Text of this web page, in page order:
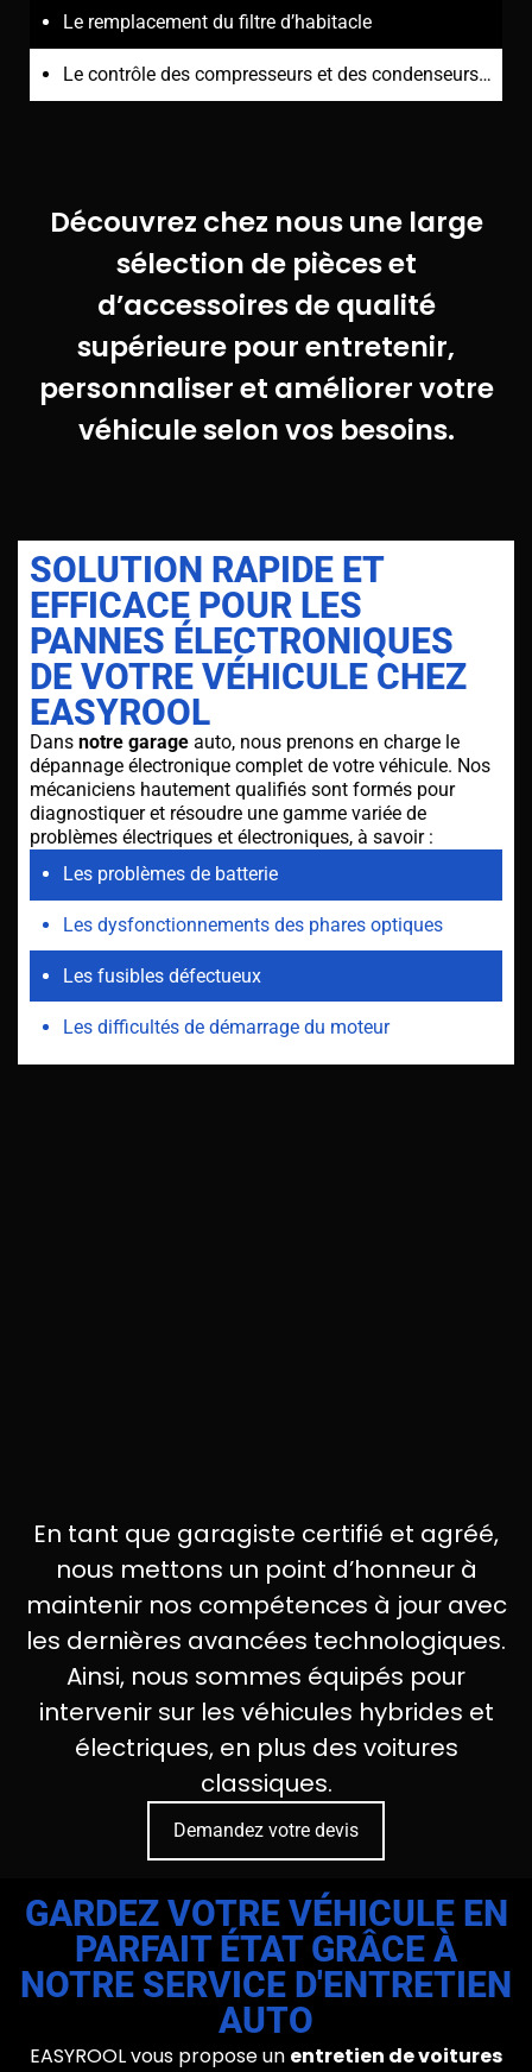
Le remplacement du filtre d’habitacle
Le contrôle des compresseurs et des condenseurs…
Découvrez chez nous une large
sélection de pièces et
d’accessoires de qualité
supérieure pour entretenir,
personnaliser et améliorer votre
véhicule selon vos besoins.
SOLUTION RAPIDE ET
EFFICACE POUR LES
PANNES ÉLECTRONIQUES
DE VOTRE VÉHICULE CHEZ
EASYROOL
Dans notre garage auto, nous prenons en charge le
dépannage électronique complet de votre véhicule. Nos
mécaniciens hautement qualifiés sont formés pour
diagnostiquer et résoudre une gamme variée de
problèmes électriques et électroniques, à savoir :
Les problèmes de batterie
Les dysfonctionnements des phares optiques
Les fusibles défectueux
Les difficultés de démarrage du moteur
En tant que garagiste certifié et agréé,
nous mettons un point d’honneur à
maintenir nos compétences à jour avec
les dernières avancées technologiques.
Ainsi, nous sommes équipés pour
intervenir sur les véhicules hybrides et
électriques, en plus des voitures
classiques.
Demandez votre devis
GARDEZ VOTRE VÉHICULE EN
PARFAIT ÉTAT GRÂCE À
NOTRE SERVICE D'ENTRETIEN
AUTO
EASYROOL vous propose un entretien de voitures